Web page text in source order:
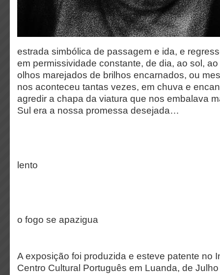
estrada simbólica de passagem e ida, e
em permissividade constante, de dia, ao sol,
olhos marejados de brilhos encarnados, ou
nos aconteceu tantas vezes, em chuva e
agredir a chapa da viatura que nos embalava
Sul era a nossa promessa desejada…
lento
o fogo se apazigua
A exposição foi produzida e esteve patente no
Centro Cultural Português em Luanda, de